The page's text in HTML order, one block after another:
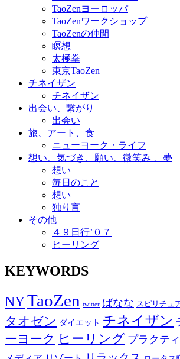
TaoZenヨーロッパ
TaoZenワークショップ
TaoZenの仲間
瞑想
太極拳
東京TaoZen
チネイザン
チネイザン
出会い、繋がり
出会い
旅、アート、食
ニューヨーク・ライフ
想い、気づき、願い、微笑み 、夢
想い
毎日のこと
想い
独り言
その他
４９日行’０７
ヒーリング
KEYWORDS
NYTaoZen twitter ばなな スピリチュ
タオゼン ダイエット チネイザン
ーヨーク ヒーリング プラクテ